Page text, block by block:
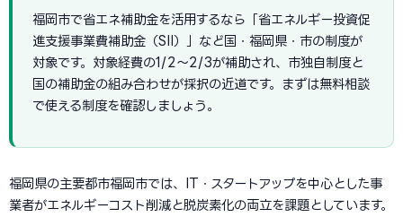
福岡市で省エネ補助金を活用するなら「省エネルギー投資促
進支援事業費補助金（SII）」など国・福岡県・市の制度が
対象です。対象経費の1/2〜2/3が補助され、市独自制度と
国の補助金の組み合わせが採択の近道です。まずは無料相談
で使える制度を確認しましょう。
福岡県の主要都市福岡市では、IT・スタートアップを中心とした事
業者がエネルギーコスト削減と脱炭素化の両立を課題としています。